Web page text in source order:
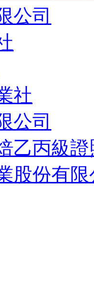
公司
社
公司
乙丙級
股份有限